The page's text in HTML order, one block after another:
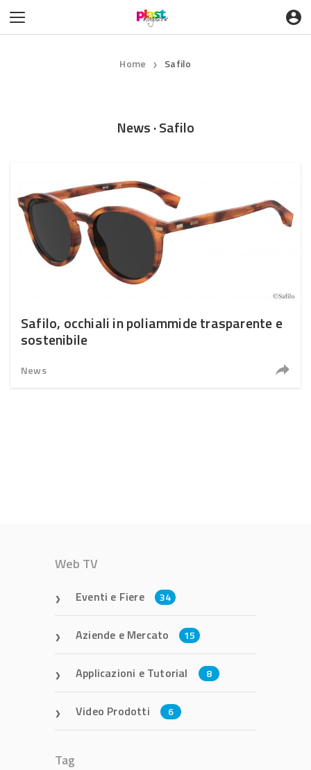
Home ❯ Safilo
News · Safilo
Safilo, occhiali in poliammide trasparente e
sostenibile
News
Web TV
Eventi e Fiere 34
Aziende e Mercato 15
Applicazioni e Tutorial 8
Video Prodotti 6
Tag